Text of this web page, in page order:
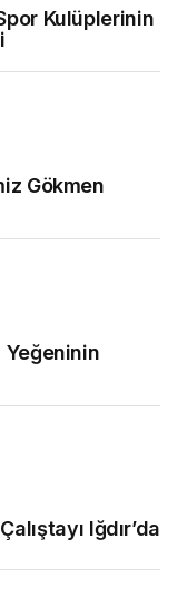
Gökmen
Yeğeninin
Iğdır’da